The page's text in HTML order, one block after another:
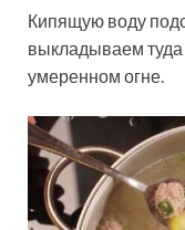
Кипящую воду
выкладываем
умеренном огне.